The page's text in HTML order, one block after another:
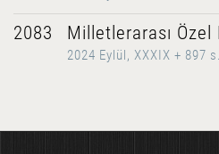
2083 Milletlerarası Özel
2024 Eylül, XXXIX + 897 s.